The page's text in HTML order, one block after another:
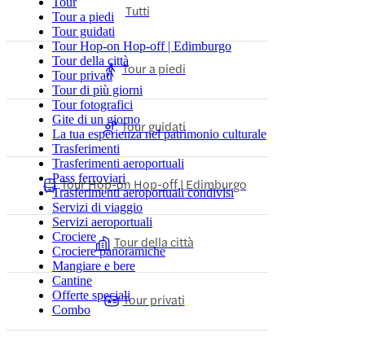
Tour a piedi
Tour guidati
Tour Hop-on Hop-off | Edimburgo
Tour della città
Tour privati
Tour di più giorni
Tour fotografici
Gite di un giorno
La tua esperienza nel patrimonio culturale
Trasferimenti
Trasferimenti aeroportuali
Pass ferroviari
Trasferimenti aeroportuali condivisi
Servizi di viaggio
Servizi aeroportuali
Crociere
Crociere panoramiche
Mangiare e bere
Cantine
Offerte speciali
Combo
Tutti
Tour a piedi
Tour guidati
Tour Hop-on Hop-off | Edimburgo
Tour della città
Tour privati